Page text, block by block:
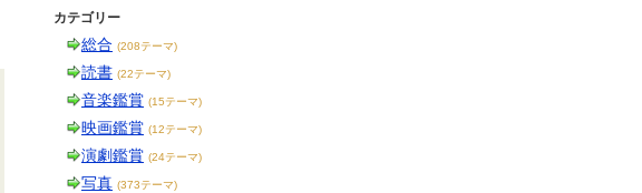
カテゴリー
総合 (208テーマ)
読書 (22テーマ)
音楽鑑賞 (15テーマ)
映画鑑賞 (12テーマ)
演劇鑑賞 (24テーマ)
写真 (373テーマ)